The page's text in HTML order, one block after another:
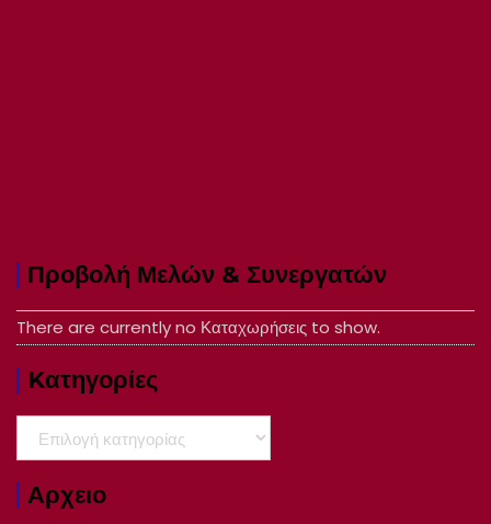
Προβολή Μελών & Συνεργατών
There are currently no Καταχωρήσεις to show.
Kατηγορίες
Αρχειο